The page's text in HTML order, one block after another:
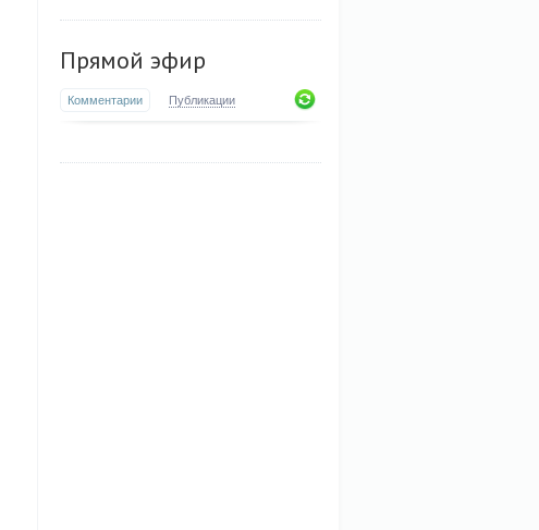
Прямой эфир
Комментарии Публикации